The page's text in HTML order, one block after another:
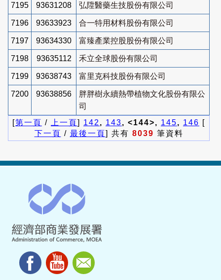
7195 93631208 弘陞醫藥生技股份有限公司
7196 93633923 合一特用材料股份有限公司
7197 93634330 富臻產業控股股份有限公司
7198 93635112 禾立全球股份有限公司
7199 93638743 富里克科技股份有限公司
7200 93638856
胖胖樹永續熱帶植物文化股份有限公
司
[第一頁 / 上一頁] 142 , 143, <144>, 145, 146 [
下一頁 / 最後一頁] 共有 8039 筆資料